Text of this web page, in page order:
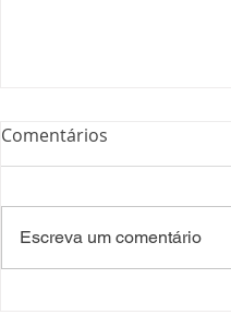
Comentários
Escreva um comentário